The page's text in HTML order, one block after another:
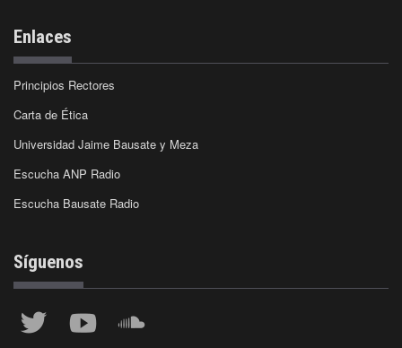
Enlaces
Principios Rectores
Carta de Ética
Universidad Jaime Bausate y Meza
Escucha ANP Radio
Escucha Bausate Radio
Síguenos